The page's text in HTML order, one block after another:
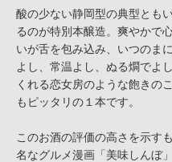
酸の少ない静岡型の典型とも
るのが特別本醸造。爽やかで
いが舌を包み込み、いつのま
よし、常温よし、ぬる燗でよ
くれる恋女房のような飽きの
もピッタリの１本です。
このお酒の評価の高さを示す
名なグルメ漫画「美味しんぼ